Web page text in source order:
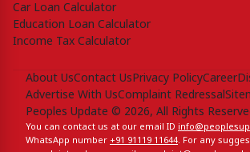
Car Loan Calculator
Education Loan Calculator
Income Tax Calculator
About UsContact UsPrivacy PolicyCareer
Advertise With UsComplaint Redressal
Peoples Update © 2026, All Rights
You can contact us at our email ID
WhatsApp number +91 91119 11644. For any